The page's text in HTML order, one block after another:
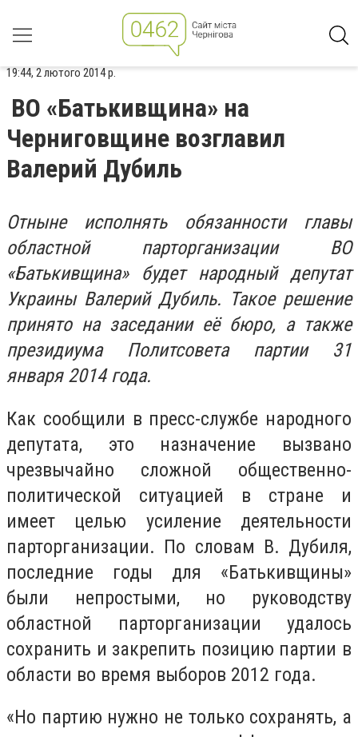
19:44, 2 лютого 2014 р.
ВО «Батькивщина» на
Черниговщине возглавил
Валерий Дубиль
Отныне исполнять обязанности главы
областной парторганизации ВО
«Батькивщина» будет народный депутат
Украины Валерий Дубиль. Такое решение
принято на заседании её бюро, а также
президиума Политсовета партии 31
января 2014 года.
Как сообщили в пресс-службе народного
депутата, это назначение вызвано
чрезвычайно сложной общественно-
политической ситуацией в стране и
имеет целью усиление деятельности
парторганизации. По словам В. Дубиля,
последние годы для «Батькивщины»
были непростыми, но руководству
областной парторганизации удалось
сохранить и закрепить позицию партии в
области во время выборов 2012 года.
«Но партию нужно не только сохранять, а